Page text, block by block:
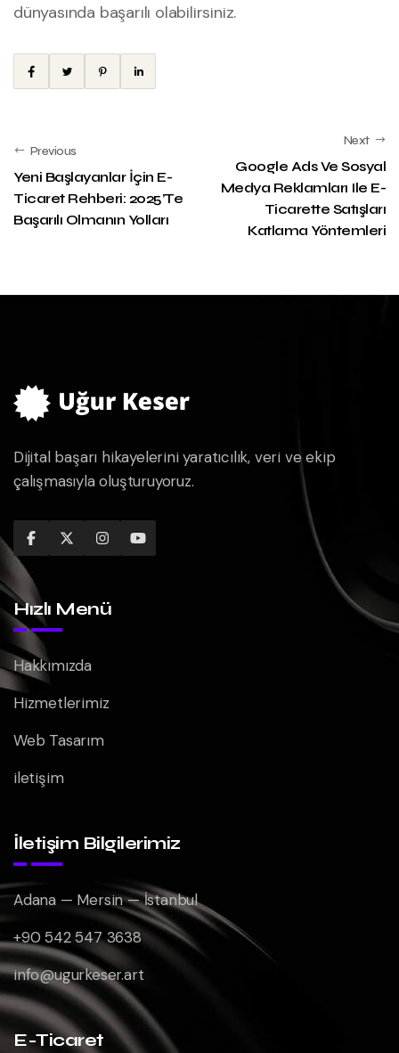
dünyasında başarılı olabilirsiniz.
Previous
Yeni Başlayanlar İçin E-
Ticaret Rehberi: 2025’te
Başarılı Olmanın Yolları
Next
Google Ads Ve Sosyal
Medya Reklamları Ile E-
Ticarette Satışları
Katlama Yöntemleri
Dijital başarı hikayelerini yaratıcılık, veri ve ekip
çalışmasıyla oluşturuyoruz.
Hızlı Menü
Hakkımızda
Hizmetlerimiz
Web Tasarım
iletişim
İletişim Bilgilerimiz
Adana — Mersin — İstanbul
+90 542 547 3638
info@ugurkeser.art
E-Ticaret